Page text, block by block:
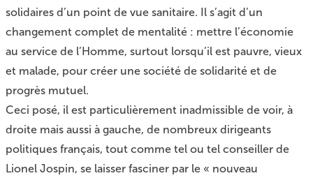
solidaires d’un point de vue sanitaire. Il s’agit d’un
changement complet de mentalité : mettre l’économie
au service de l’Homme, surtout lorsqu’il est pauvre, vieux
et malade, pour créer une société de solidarité et de
progrès mutuel.
Ceci posé, il est particulièrement inadmissible de voir, à
droite mais aussi à gauche, de nombreux dirigeants
politiques français, tout comme tel ou tel conseiller de
Lionel Jospin, se laisser fasciner par le « nouveau